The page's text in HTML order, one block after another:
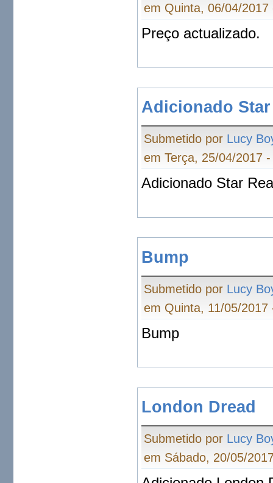
em Quinta, 06/04/2017
Preço actualizado.
Adicionado
Submetido por Lucy
em Terça, 25/04/2017
Adicionado Star
Bump
Submetido por Lucy
em Quinta, 11/05/2017
Bump
London Dread
Submetido por Lucy
em Sábado, 20/05/